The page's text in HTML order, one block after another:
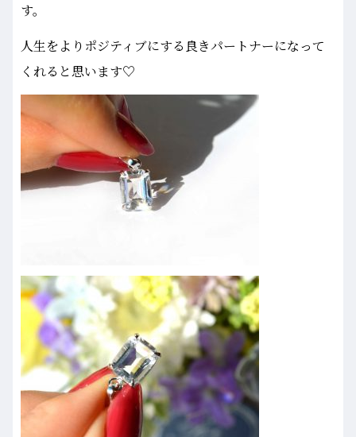
す。
人生をよりポジティブにする良きパートナーになって
くれると思います♡